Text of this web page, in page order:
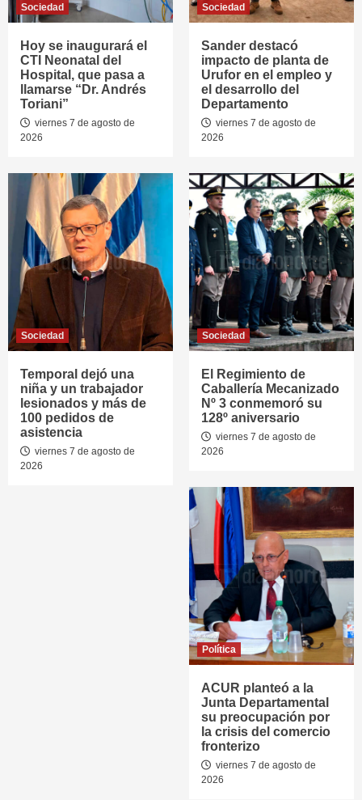
Sociedad
Hoy se inaugurará el
CTI Neonatal del
Hospital, que pasa a
llamarse “Dr. Andrés
Toriani”
viernes 7 de agosto de
2026
Sociedad
Sander destacó
impacto de planta de
Urufor en el empleo y
el desarrollo del
Departamento
viernes 7 de agosto de
2026
Sociedad
Temporal dejó una
niña y un trabajador
lesionados y más de
100 pedidos de
asistencia
viernes 7 de agosto de
2026
Sociedad
El Regimiento de
Caballería Mecanizado
Nº 3 conmemoró su
128º aniversario
viernes 7 de agosto de
2026
Política
ACUR planteó a la
Junta Departamental
su preocupación por
la crisis del comercio
fronterizo
viernes 7 de agosto de
2026